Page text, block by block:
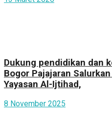
Dukung pendidikan dan
Bogor Pajajaran
Yayasan Al-Ijtihad,
8 November 2025